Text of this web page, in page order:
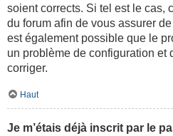
soient corrects. Si tel est le cas,
du forum afin de vous assurer
est également possible que le
un problème de configuration et
corriger.
Haut
Je m’étais déjà inscrit par le